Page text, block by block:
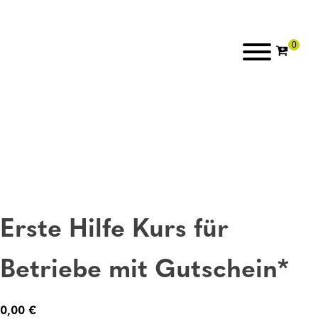
Erste Hilfe Kurs für
Betriebe mit Gutschein*
0,00 €